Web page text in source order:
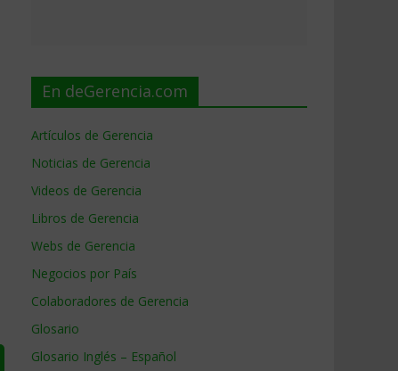
En deGerencia.com
Artículos de Gerencia
Noticias de Gerencia
Videos de Gerencia
Libros de Gerencia
Webs de Gerencia
Negocios por País
Colaboradores de Gerencia
Glosario
Glosario Inglés – Español